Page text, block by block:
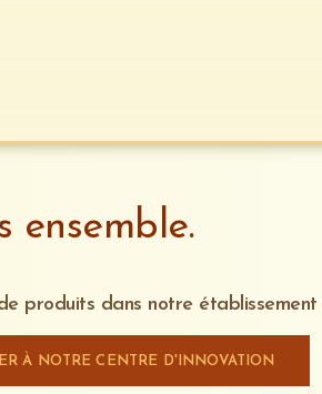
ensemble.
produits dans notre
À NOTRE CENTRE D'INNOVATION